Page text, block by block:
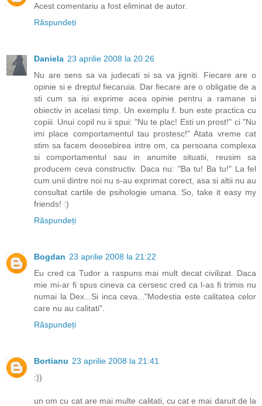
Acest comentariu a fost eliminat de autor.
Răspundeți
Daniela 23 aprilie 2008 la 20:26
Nu are sens sa va judecati si sa va jigniti. Fiecare are o
opinie si e dreptul fiecaruia. Dar fiecare are o obligatie de a
sti cum sa isi exprime acea opinie pentru a ramane si
obiectiv in acelasi timp. Un exemplu f. bun este practica cu
copiii. Unui copil nu ii spui: "Nu te plac! Esti un prost!" ci "Nu
imi place comportamentul tau prostesc!" Atata vreme cat
stim sa facem deosebirea intre om, ca persoana complexa
si comportamentul sau in anumite situatii, reusim sa
producem ceva constructiv. Daca nu: "Ba tu! Ba tu!" La fel
cum unii dintre noi nu s-au exprimat corect, asa si altii nu au
consultat cartile de psihologie umana. So, take it easy my
friends! :)
Răspundeți
Bogdan 23 aprilie 2008 la 21:22
Eu cred ca Tudor a raspuns mai mult decat civilizat. Daca
mie mi-ar fi spus cineva ca cersesc cred ca l-as fi trimis nu
numai la Dex...Si inca ceva..."Modestia este calitatea celor
care nu au calitati".
Răspundeți
Bortianu 23 aprilie 2008 la 21:41
:))
un om cu cat are mai multe calitati, cu cat e mai daruit de la